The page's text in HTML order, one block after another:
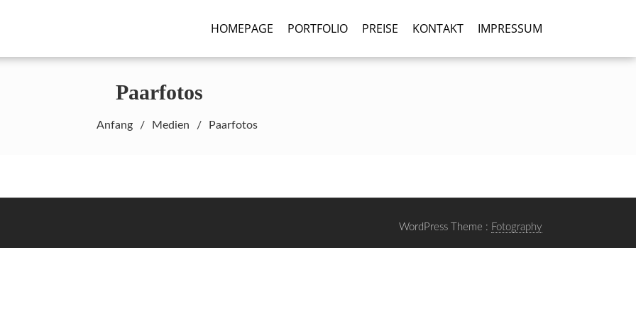
HOMEPAGE PORTFOLIO PREISE KONTAKT IMPRESSUM
Paarfotos
Anfang Medien Paarfotos
WordPress Theme : Fotography